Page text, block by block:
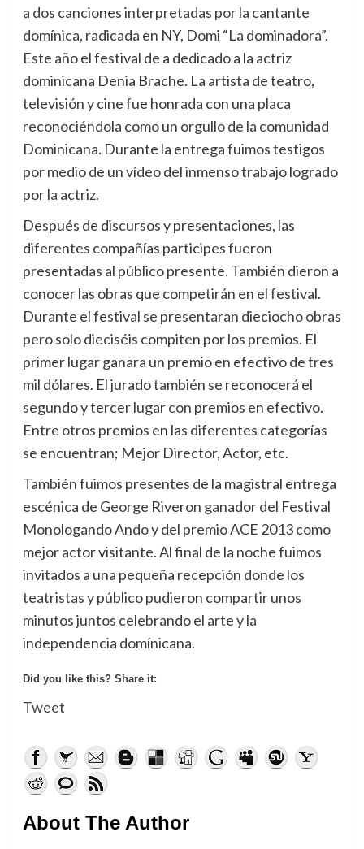
a dos canciones interpretadas por la cantante
domínica, radicada en NY, Domi “La dominadora”.
Este año el festival de a dedicado a la actriz
dominicana Denia Brache. La artista de teatro,
televisión y cine fue honrada con una placa
reconociéndola como un orgullo de la comunidad
Dominicana. Durante la entrega fuimos testigos
por medio de un vídeo del inmenso trabajo logrado
por la actriz.
Después de discursos y presentaciones, las
diferentes compañías participes fueron
presentadas al público presente. También dieron a
conocer las obras que competirán en el festival.
Durante el festival se presentaran dieciocho obras
pero solo dieciséis compiten por los premios. El
primer lugar ganara un premio en efectivo de tres
mil dólares. El jurado también se reconocerá el
segundo y tercer lugar con premios en efectivo.
Entre otros premios en las diferentes categorías
se encuentran; Mejor Director, Actor, etc.
También fuimos presentes de la magistral entrega
escénica de George Riveron ganador del Festival
Monologando Ando y del premio ACE 2013 como
mejor actor visitante. Al final de la noche fuimos
invitados a una pequeña recepción donde los
teatristas y público pudieron compartir unos
minutos juntos celebrando el arte y la
independencia domínicana.
Did you like this? Share it:
Tweet
About The Author